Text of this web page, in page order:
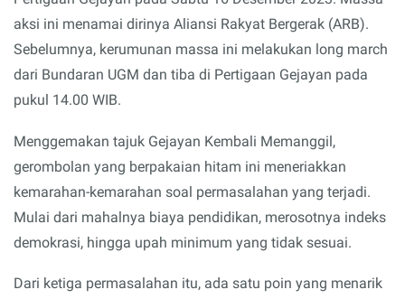
aksi ini menamai dirinya Aliansi Rakyat Bergerak (ARB).
Sebelumnya, kerumunan massa ini melakukan long march
dari Bundaran UGM dan tiba di Pertigaan Gejayan pada
pukul 14.00 WIB.
Menggemakan tajuk Gejayan Kembali Memanggil,
gerombolan yang berpakaian hitam ini meneriakkan
kemarahan-kemarahan soal permasalahan yang terjadi.
Mulai dari mahalnya biaya pendidikan, merosotnya indeks
demokrasi, hingga upah minimum yang tidak sesuai.
Dari ketiga permasalahan itu, ada satu poin yang menarik